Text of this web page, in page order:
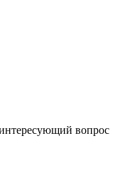
вопрос